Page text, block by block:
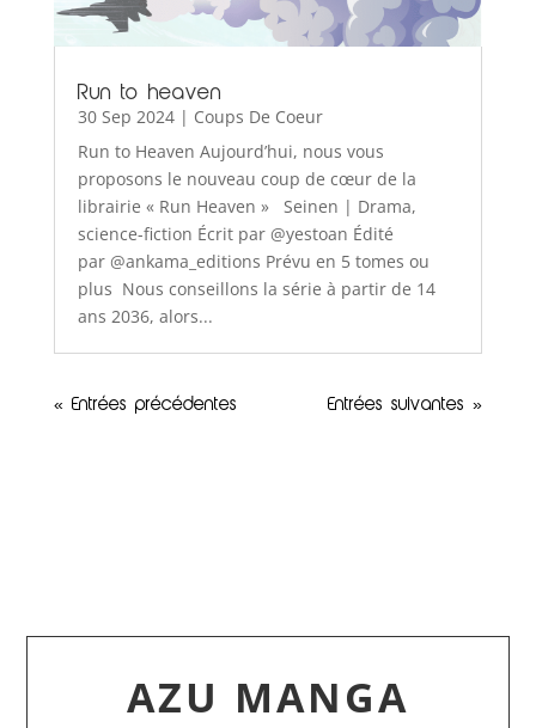
Run to heaven
30 Sep 2024| Coups De Coeur
Run to Heaven Aujourd’hui, nous vous
proposons le nouveau coup de cœur de la
librairie « Run Heaven » Seinen | Drama,
science-fiction Écrit par @yestoan Édité
par @ankama_editions Prévu en 5 tomes ou
plus Nous conseillons la série à partir de 14
ans 2036, alors...
« Entrées précédentes Entrées suivantes »
AZU MANGA